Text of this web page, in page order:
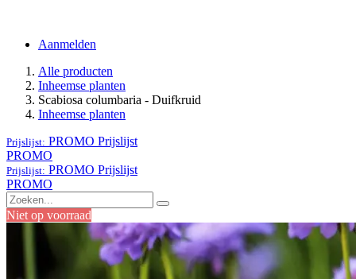
Aanmelden
Alle producten
Inheemse planten
Scabiosa columbaria - Duifkruid
Inheemse planten
Prijslijst: PROMO Prijslijst
PROMO
Prijslijst: PROMO Prijslijst
PROMO
Niet op voorraad